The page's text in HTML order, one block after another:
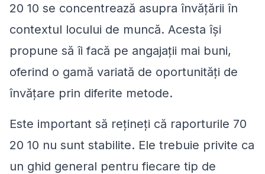
20 10 se concentrează asupra învățării în
contextul locului de muncă. Acesta își
propune să îi facă pe angajații mai buni,
oferind o gamă variată de oportunități de
învățare prin diferite metode.
Este important să rețineți că raporturile 70
20 10 nu sunt stabilite. Ele trebuie privite ca
un ghid general pentru fiecare tip de